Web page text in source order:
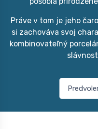
Práve v tom je jeho
si zachováva svoj
kombinovateľný